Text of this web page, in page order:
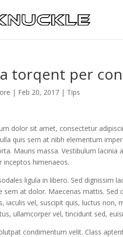
torqent per
| Feb 20, 2017 | Tips
dolor sit amet, consectetur
quis sem at nibh elementum
Mauris massa. Vestibulum
inceptos himenaeos.
ligula in libero. Sed dignissim
sem at dolor. Maecenas mattis.
iaculis vel, suscipit quis, luctus non,
ullamcorper vel, tincidunt sed,
condimentum velit. Class